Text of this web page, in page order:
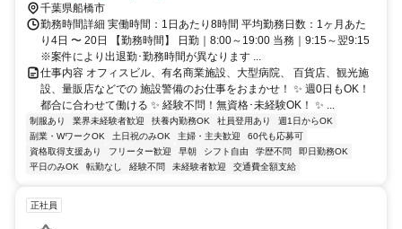
千葉県船橋市
勤務時間詳細 実働時間：1日あたり8時間 平均勤務日数：1ヶ月あた
り4日 〜 20日 【勤務時間】 日勤｜8:00～19:00 当務｜9:15～翌9:15
※案件により出退勤･勤務時間が異なります ...
仕事内容 オフィスビル、有名商業施設、大型病院、 百貨店、観光施
設、量販店などでの 施設警備のお仕事をおまかせ！ ✨ 週0日もOK！
都合に合わせて働ける ✨ 経験不問！無資格･未経験OK！ ✨ ...
制服あり 業界未経験者歓迎 扶養内勤務OK 社員登用あり
週1日からOK
副業・WワークOK
土日祝のみOK 主婦・主夫歓迎
60代も応募可
資格取得支援あり
フリーター歓迎 早朝 シフト自由 学歴不問
即日勤務OK
平日のみOK
転勤なし 経験不問 未経験者歓迎 交通費全額支給
正社員